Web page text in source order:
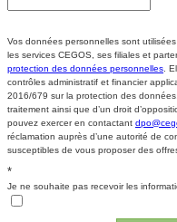
Vos données personnelles sont
les services CEGOS, ses filiales et
protection des données personnelles .
contrôles administratif et financier
2016/679 sur la protection des
traitement ainsi que d’un droit
pouvez exercer en contactant
réclamation auprès d’une autorité de
susceptibles de vous proposer des
*
Je ne souhaite pas recevoir les